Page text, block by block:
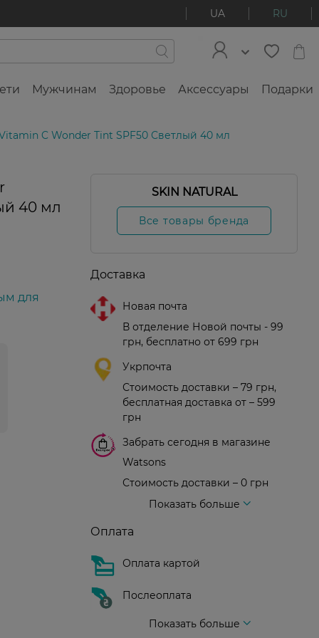
UA RU
Мужчинам Здоровье Аксессуары Подарки
C Wonder Tint SPF50 Светлый 40 мл
40 мл
для
SKIN NATURAL
Все товары бренда
Доставка
Новая почта
В отделение Новой почты - 99
грн, бесплатно от 699 грн
Укрпочта
Стоимость доставки – 79 грн,
бесплатная доставка от – 599
грн
Забрать сегодня в магазине
Watsons
Стоимость доставки – 0 грн
Показать больше
Оплата
Оплата картой
Послеоплата
Показать больше